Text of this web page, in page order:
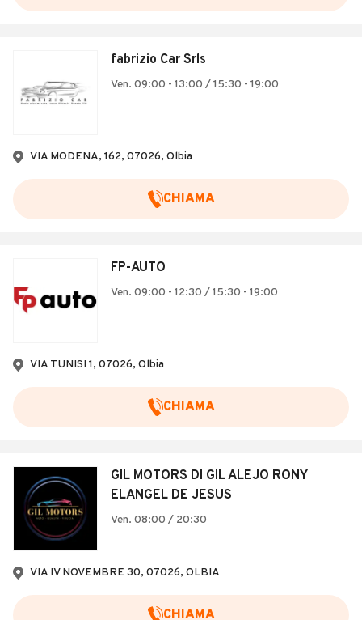
fabrizio Car Srls
Ven. 09:00 - 13:00 / 15:30 - 19:00
VIA MODENA, 162, 07026, Olbia
CHIAMA
FP-AUTO
Ven. 09:00 - 12:30 / 15:30 - 19:00
VIA TUNISI 1, 07026, Olbia
CHIAMA
GIL MOTORS DI GIL ALEJO RONY
ELANGEL DE JESUS
Ven. 08:00 / 20:30
VIA IV NOVEMBRE 30, 07026, OLBIA
CHIAMA